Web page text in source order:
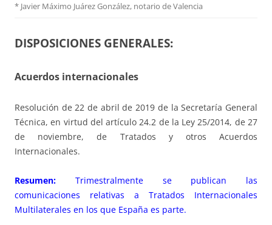
* Javier Máximo Juárez González, notario de Valencia
DISPOSICIONES GENERALES:
Acuerdos internacionales
Resolución de 22 de abril de 2019 de la Secretaría General
Técnica, en virtud del artículo 24.2 de la Ley 25/2014, de 27
de noviembre, de Tratados y otros Acuerdos
Internacionales.
Resumen: Trimestralmente se publican las
comunicaciones relativas a Tratados Internacionales
Multilaterales en los que España es parte.